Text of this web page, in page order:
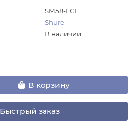
SM58-LCE
Shure
В наличии
В корзину
Быстрый заказ